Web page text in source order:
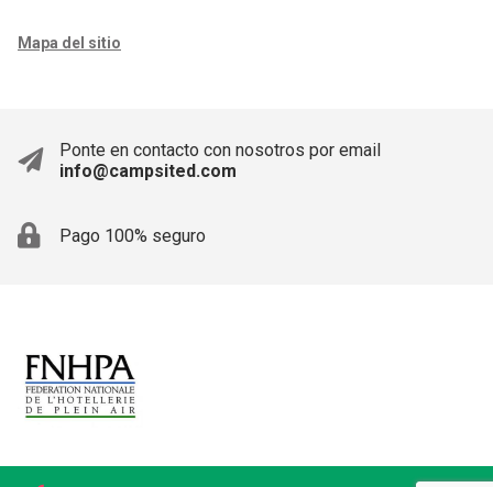
Mapa del sitio
Ponte en contacto con nosotros por email
info@campsited.com
Pago 100% seguro